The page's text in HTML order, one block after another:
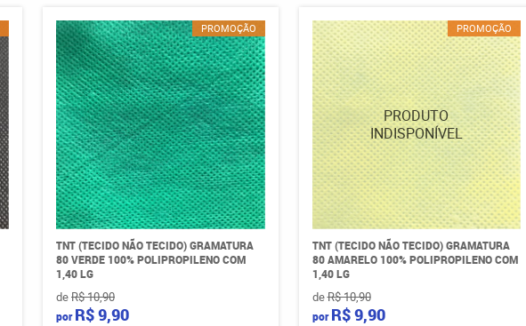
PROMOÇÃO
TNT (TECIDO NÃO TECIDO) GRAMATURA
80 VERDE 100% POLIPROPILENO COM
1,40 LG
deR$ 10,90
por R$ 9,90
PROMOÇÃO
TNT (TECIDO NÃO TECIDO) GRAMATURA
80 AMARELO 100% POLIPROPILENO COM
1,40 LG
deR$ 10,90
por R$ 9,90